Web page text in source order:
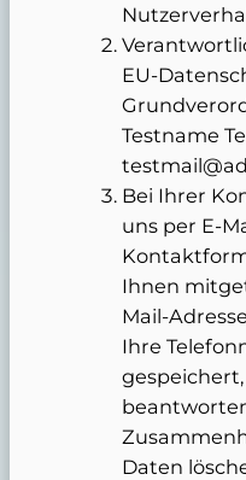
EU-
Testname
Bei Ihrer
uns per E-
Ihnen
Mail-
Ihre
Daten